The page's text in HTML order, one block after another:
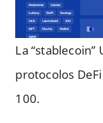
La
protocolos
100.